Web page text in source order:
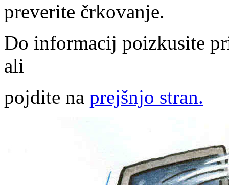
preverite črkovanje.
Do informacij poizkusite
ali
pojdite na prejšnjo stran.